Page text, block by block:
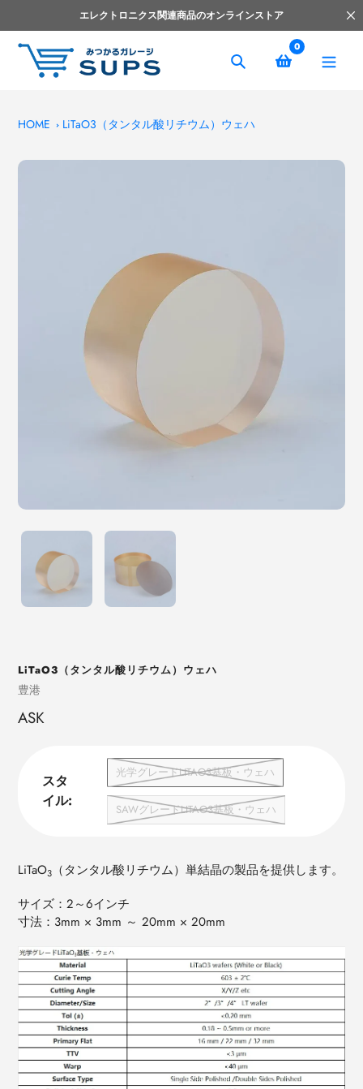
ン
エレクトロニクス関連商品のオンラインストア
捜
0
HOME LiTaO3（タンタル酸リチウム）ウェハ
LiTaO3（タンタル酸リチウム）ウェハ
売
手
豊港
ASK
スタ
イル:
光学グレードLITAO3基板・ウェハ
SAWグレードLITAO3基板・ウェハ
LiTaO3 （タンタル酸リチウム）単結晶の製品を提供します。
サイズ：2～6インチ
寸法：3mm × 3mm ～ 20mm × 20mm